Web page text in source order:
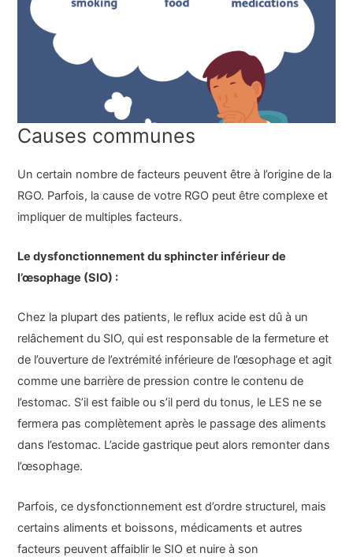
Causes communes
Un certain nombre de facteurs peuvent être à l’origine de la
RGO. Parfois, la cause de votre RGO peut être complexe et
impliquer de multiples facteurs.
Le dysfonctionnement du sphincter inférieur de
l’œsophage (SIO) :
Chez la plupart des patients, le reflux acide est dû à un
relâchement du SIO, qui est responsable de la fermeture et
de l’ouverture de l’extrémité inférieure de l’œsophage et agit
comme une barrière de pression contre le contenu de
l’estomac. S’il est faible ou s’il perd du tonus, le LES ne se
fermera pas complètement après le passage des aliments
dans l’estomac. L’acide gastrique peut alors remonter dans
l’œsophage.
Parfois, ce dysfonctionnement est d’ordre structurel, mais
certains aliments et boissons, médicaments et autres
facteurs peuvent affaiblir le SIO et nuire à son